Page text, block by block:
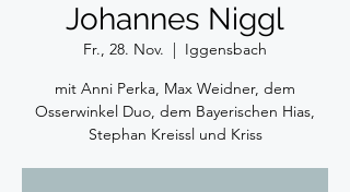
Johannes Niggl
Fr., 28. Nov.
  |
Iggensbach
mit Anni Perka, Max Weidner, dem
Osserwinkel Duo, dem Bayerischen Hias,
Stephan Kreissl und Kriss